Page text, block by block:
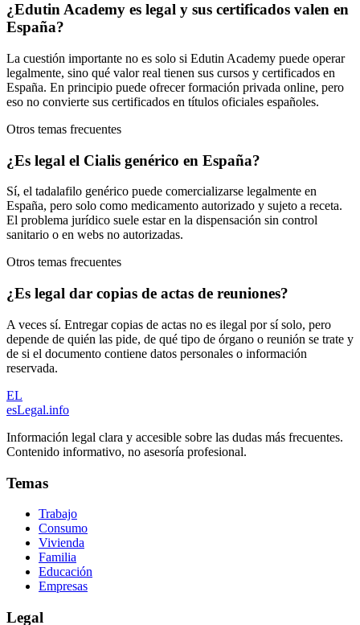
¿Edutin Academy es legal y sus certificados valen en
España?
La cuestión importante no es solo si Edutin Academy puede operar
legalmente, sino qué valor real tienen sus cursos y certificados en
España. En principio puede ofrecer formación privada online, pero
eso no convierte sus certificados en títulos oficiales españoles.
Otros temas frecuentes
¿Es legal el Cialis genérico en España?
Sí, el tadalafilo genérico puede comercializarse legalmente en
España, pero solo como medicamento autorizado y sujeto a receta.
El problema jurídico suele estar en la dispensación sin control
sanitario o en webs no autorizadas.
Otros temas frecuentes
¿Es legal dar copias de actas de reuniones?
A veces sí. Entregar copias de actas no es ilegal por sí solo, pero
depende de quién las pide, de qué tipo de órgano o reunión se trate y
de si el documento contiene datos personales o información
reservada.
EL
esLegal.info
Información legal clara y accesible sobre las dudas más frecuentes.
Contenido informativo, no asesoría profesional.
Temas
Trabajo
Consumo
Vivienda
Familia
Educación
Empresas
Legal